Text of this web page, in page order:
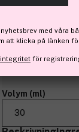
450 kr
Volym (ml)
30
med våra
att klicka på länken
integritet för